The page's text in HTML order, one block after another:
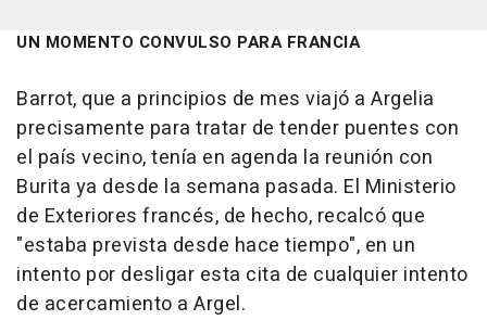
UN MOMENTO CONVULSO PARA FRANCIA
Barrot, que a principios de mes viajó a Argelia
precisamente para tratar de tender puentes con
el país vecino, tenía en agenda la reunión con
Burita ya desde la semana pasada. El Ministerio
de Exteriores francés, de hecho, recalcó que
"estaba prevista desde hace tiempo", en un
intento por desligar esta cita de cualquier intento
de acercamiento a Argel.